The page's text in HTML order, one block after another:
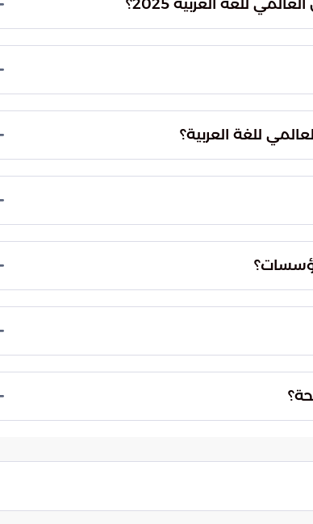
للغة العربية 2025؟
للغة العربية؟